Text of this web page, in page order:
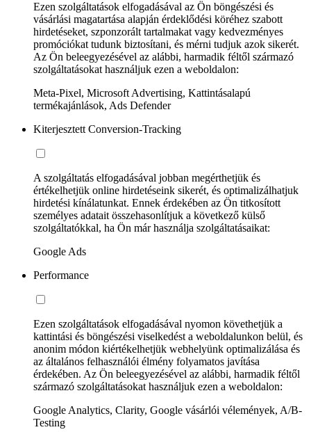
Ezen szolgáltatások elfogadásával az Ön böngészési és
vásárlási magatartása alapján érdeklődési köréhez szabott
hirdetéseket, szponzorált tartalmakat vagy kedvezményes
promóciókat tudunk biztosítani, és mérni tudjuk azok sikerét.
Az Ön beleegyezésével az alábbi, harmadik féltől származó
szolgáltatásokat használjuk ezen a weboldalon:
Meta-Pixel, Microsoft Advertising, Kattintásalapú
termékajánlások, Ads Defender
Kiterjesztett Conversion-Tracking
A szolgáltatás elfogadásával jobban megérthetjük és
értékelhetjük online hirdetéseink sikerét, és optimalizálhatjuk
hirdetési kínálatunkat. Ennek érdekében az Ön titkosított
személyes adatait összehasonlítjuk a következő külső
szolgáltatókkal, ha Ön már használja szolgáltatásaikat:
Google Ads
Performance
Ezen szolgáltatások elfogadásával nyomon követhetjük a
kattintási és böngészési viselkedést a weboldalunkon belül, és
anonim módon kiértékelhetjük webhelyünk optimalizálása és
az általános felhasználói élmény folyamatos javítása
érdekében. Az Ön beleegyezésével az alábbi, harmadik féltől
származó szolgáltatásokat használjuk ezen a weboldalon:
Google Analytics, Clarity, Google vásárlói vélemények, A/B-
Testing